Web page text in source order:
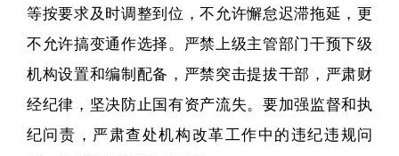
等按要求及时调整到位，不允许懈怠迟滞拖延，更
不允许搞变通作选择。严禁上级主管部门干预下级
机构设置和编制配备，严禁突击提拔干部，严肃财
经纪律，坚决防止国有资产流失。要加强监督和执
纪问责，严肃查处机构改革工作中的违纪违规问